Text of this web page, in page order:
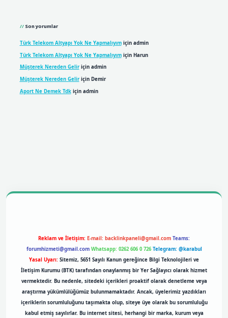
Son yorumlar
Türk Telekom Altyapı Yok Ne Yapmalıyımiçin admin
Türk Telekom Altyapı Yok Ne Yapmalıyımiçin Harun
Müşterek Nereden Geliriçin admin
Müşterek Nereden Geliriçin Demir
Aport Ne Demek Tdkiçin admin
Reklam ve İletişim: E-mail: backlinkpaneli@gmail.com Teams:
forumhizmeti@gmail.com Whatsapp: 0262 606 0 726 Telegram: @karabul
Yasal Uyarı: Sitemiz, 5651 Sayılı Kanun gereğince Bilgi Teknolojileri ve
İletişim Kurumu (BTK) tarafından onaylanmış bir Yer Sağlayıcı olarak hizmet
vermektedir. Bu nedenle, sitedeki içerikleri proaktif olarak denetleme veya
araştırma yükümlülüğümüz bulunmamaktadır. Ancak, üyelerimiz yazdıkları
içeriklerin sorumluluğunu taşımakta olup, siteye üye olarak bu sorumluluğu
kabul etmiş sayılırlar. Bu internet sitesi, herhangi bir marka, kurum veya